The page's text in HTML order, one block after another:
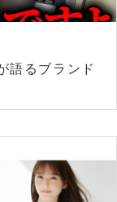
語るブランド